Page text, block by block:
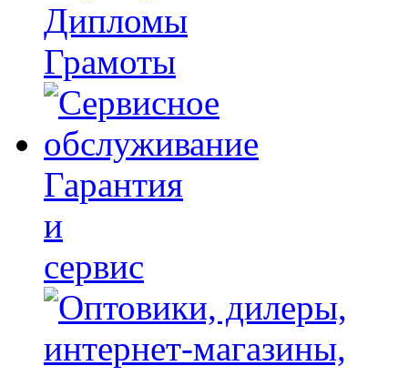
Дипломы
Грамоты
Гарантия
и
сервис